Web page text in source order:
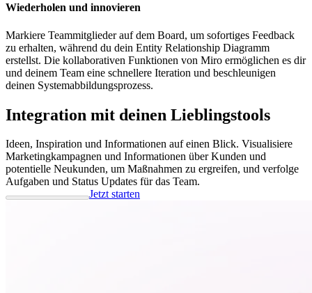
Wiederholen und innovieren
Markiere Teammitglieder auf dem Board, um sofortiges Feedback
zu erhalten, während du dein Entity Relationship Diagramm
erstellst. Die kollaborativen Funktionen von Miro ermöglichen es dir
und deinem Team eine schnellere Iteration und beschleunigen
deinen Systemabbildungsprozess.
Integration mit deinen Lieblingstools
Ideen, Inspiration und Informationen auf einen Blick. Visualisiere
Marketingkampagnen und Informationen über Kunden und
potentielle Neukunden, um Maßnahmen zu ergreifen, und verfolge
Aufgaben und Status Updates für das Team.
Jetzt starten